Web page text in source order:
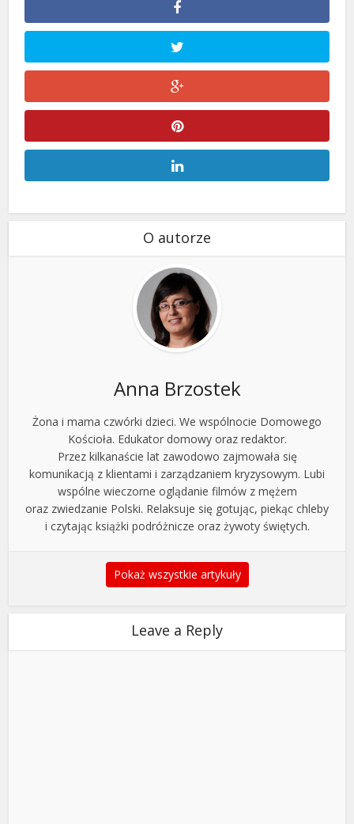
O autorze
Anna Brzostek
Żona i mama czwórki dzieci. We wspólnocie Domowego
Kościoła. Edukator domowy oraz redaktor.
Przez kilkanaście lat zawodowo zajmowała się
komunikacją z klientami i zarządzaniem kryzysowym. Lubi
wspólne wieczorne oglądanie filmów z mężem
oraz zwiedzanie Polski. Relaksuje się gotując, piekąc chleby
i czytając książki podróżnicze oraz żywoty świętych.
Pokaż wszystkie artykuły
Leave a Reply